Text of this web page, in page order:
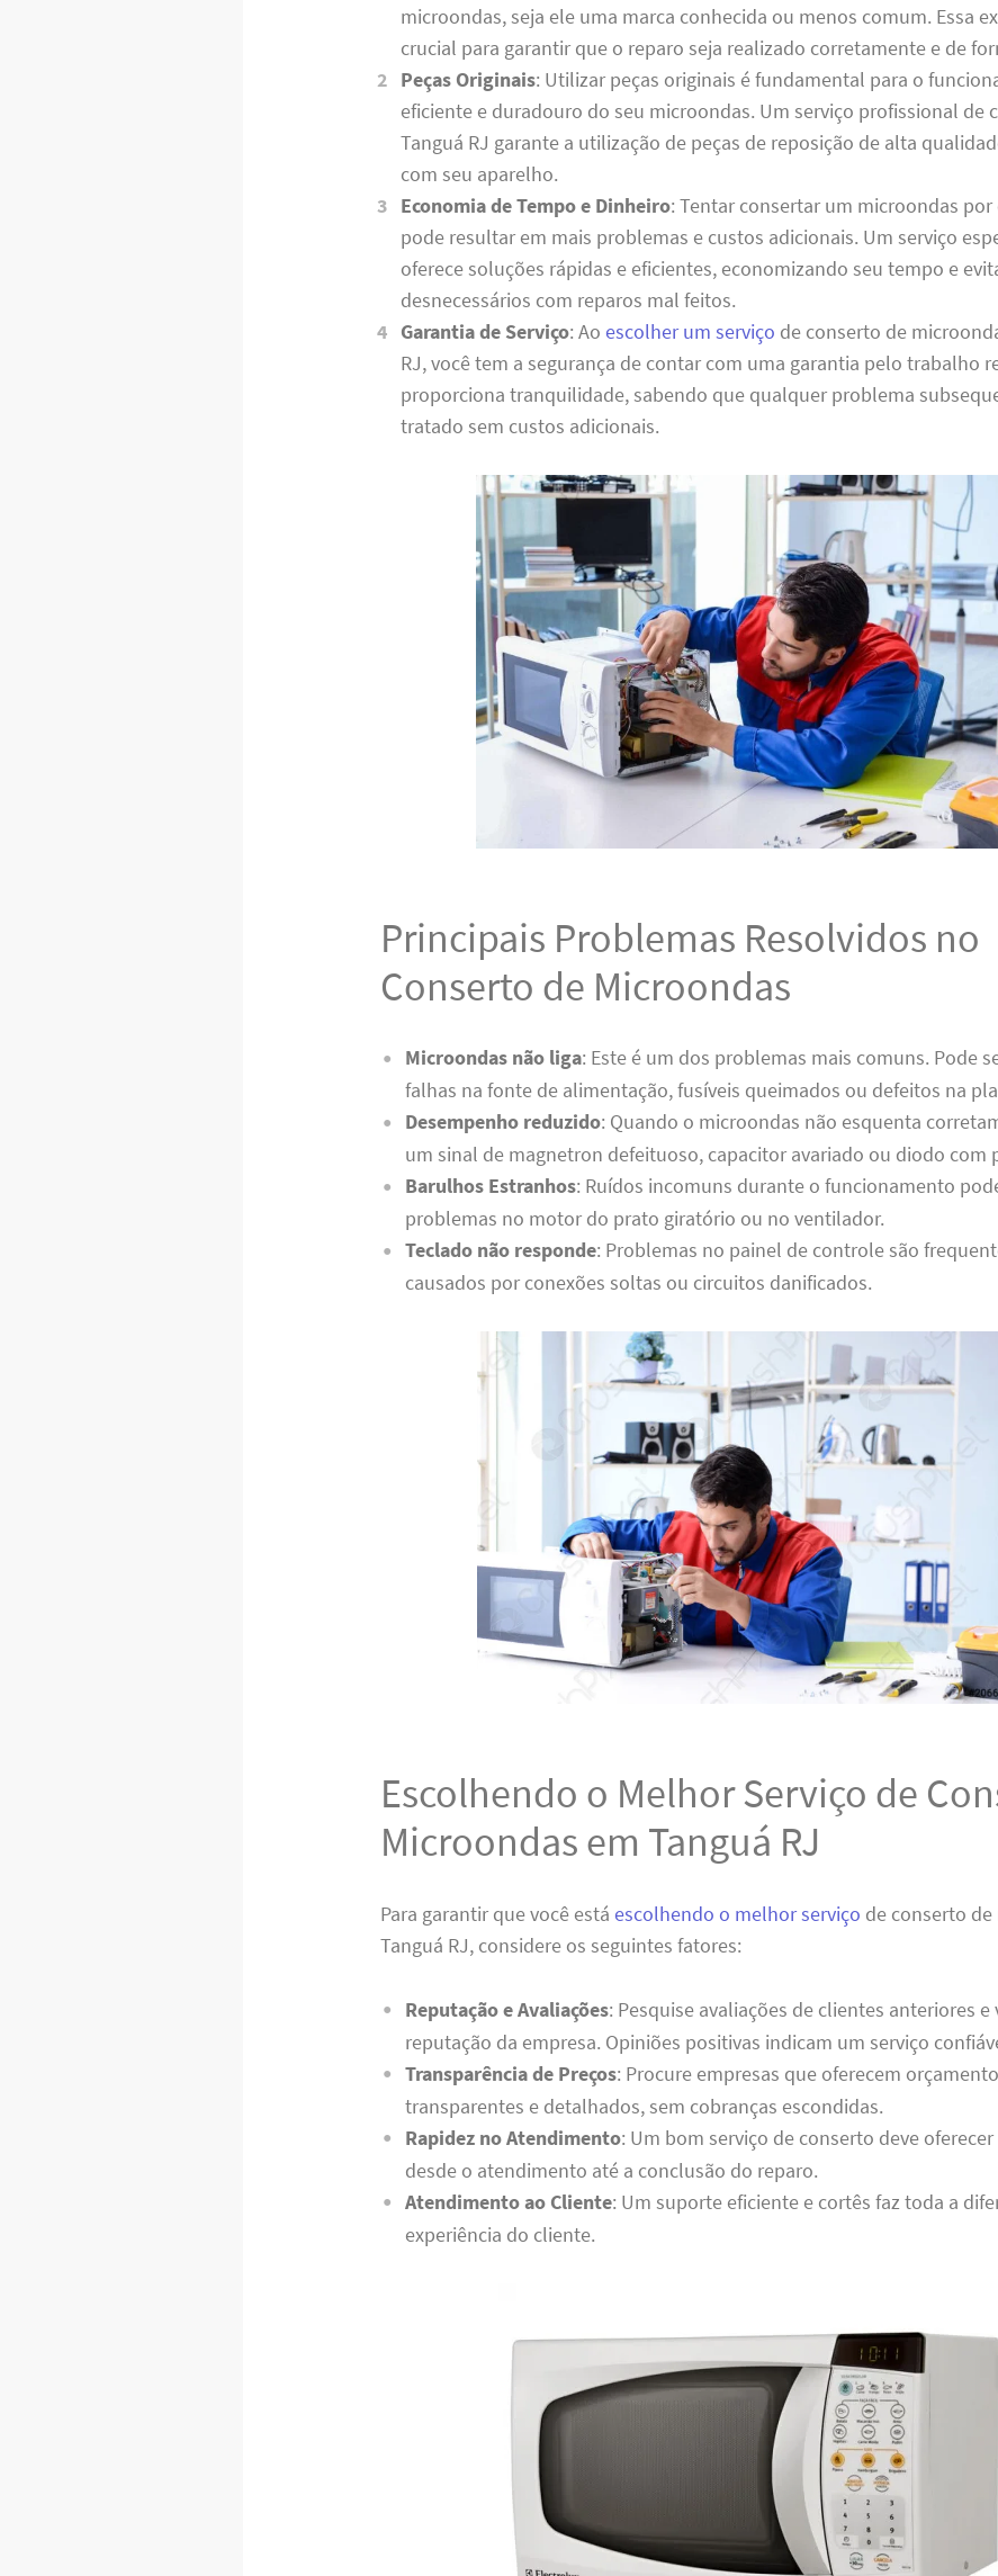
microondas, seja ele uma marca conhecida ou menos comum. Essa
crucial para garantir que o reparo seja realizado corretamente e de
Peças Originais: Utilizar peças originais é fundamental para o
eficiente e duradouro do seu microondas. Um serviço profissional de
Tanguá RJ garante a utilização de peças de reposição de alta
com seu aparelho.
Economia de Tempo e Dinheiro: Tentar consertar um microondas
pode resultar em mais problemas e custos adicionais. Um serviço
oferece soluções rápidas e eficientes, economizando seu tempo e
desnecessários com reparos mal feitos.
Garantia de Serviço: Ao escolher um serviço de conserto de
RJ, você tem a segurança de contar com uma garantia pelo trabalho
proporciona tranquilidade, sabendo que qualquer problema
tratado sem custos adicionais.
Principais Problemas Resolvidos no
Conserto de Microondas
Microondas não liga: Este é um dos problemas mais comuns. Pode
falhas na fonte de alimentação, fusíveis queimados ou defeitos na
Desempenho reduzido: Quando o microondas não esquenta
um sinal de magnetron defeituoso, capacitor avariado ou diodo com
Barulhos Estranhos: Ruídos incomuns durante o funcionamento
problemas no motor do prato giratório ou no ventilador.
Teclado não responde: Problemas no painel de controle são
causados por conexões soltas ou circuitos danificados.
Escolhendo o Melhor Serviço de
Microondas em Tanguá RJ
Para garantir que você estáescolhendo o melhor serviço de conserto
Tanguá RJ, considere os seguintes fatores:
Reputação e Avaliações: Pesquise avaliações de clientes anteriores e
reputação da empresa. Opiniões positivas indicam um serviço
Transparência de Preços: Procure empresas que oferecem
transparentes e detalhados, sem cobranças escondidas.
Rapidez no Atendimento: Um bom serviço de conserto deve
desde o atendimento até a conclusão do reparo.
Atendimento ao Cliente: Um suporte eficiente e cortês faz toda a
experiência do cliente.